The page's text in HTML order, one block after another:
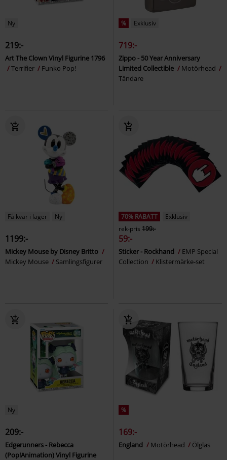
Ny
219:-
Art The Clown Vinyl Figurine 1796
Terrifier
Funko Pop!
% Exklusiv
719:-
Zippo - 50 Year Anniversary
Limited Collectible
Motörhead
Tändare
Få kvar i lager Ny
1199:-
Mickey Mouse by Disney Britto
Mickey Mouse
Samlingsfigurer
70% RABATT
Exklusiv
rek-pris 199:-
59:-
Sticker - Rockhand
EMP Special
Collection
Klistermärke-set
Ny
209:-
Edgerunners - Rebecca
(Pop!Animation) Vinyl Figurine
%
169:-
England Motörhead Ölglas